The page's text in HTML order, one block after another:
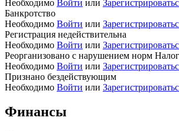
Необходимо Войти или
Банкротство
Необходимо Войти или
Регистрация недействительна
Необходимо Войти или
Реорганизовано с нарушением норм
Необходимо Войти или
Признано бездействующим
Необходимо Войти или
Финансы